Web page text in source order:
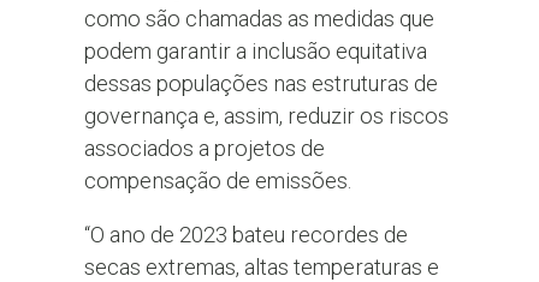
como são chamadas as medidas que
podem garantir a inclusão equitativa
dessas populações nas estruturas de
governança e, assim, reduzir os riscos
associados a projetos de
compensação de emissões.
“O ano de 2023 bateu recordes de
secas extremas, altas temperaturas e